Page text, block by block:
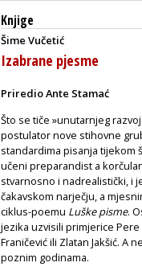
Knjige
Šime Vučetić
Izabrane pjesme
Priredio Ante Stamać
Što se tiče »unutarnjeg
postulator nove stihovne
standardima pisanja tijekom
učeni preparandist a
stvarnosno i nadrealistički, i
čakavskom narječju, a
ciklus-poemu Luške pisme.
jezika uzvisili primjerice Pere
Franičević ili Zlatan Jakšić. A
poznim godinama.